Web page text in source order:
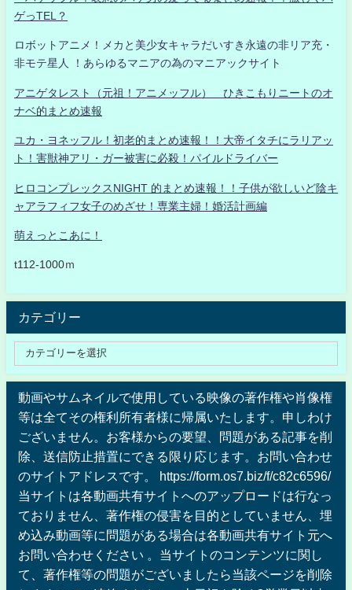
ゲっTEL？
ロボットアニメ！メカと美少女キャラだいすき永遠の非リア充・
非モテ星人 ！あらゆるマニアの為のマニアックサイト
アニゲタレスト（元祖！アニメッフル） ひきこもりニートのオ
ナベ的まとめ速報
ユカ・ヨネッフル！初老的まとめ速報！！大帝イタチにラリアッ
ト！害獣神アリ・ガー被害に必殺！パイルドライバー
ヒロコンプレックスNIGHT 的まとめ速報！！子供が欲しいど陰キ
ャアラフィフ女子のめざせ！専業主婦！婚活計画編
萌えっとこあに！
t112-1000ｍ
カテゴリー
動画やサムネイルで使用している映像の著作権や肖像権
等は全てその権利所有者様に帰属いたします。申しわけ
ございません。お客様からの要望、問題がある記事を削
除、送信防止措置にできる限り応じます。お問い合わせ
のサイトアドレスです。 https://form.os7.biz/f/c82c6596/
当サイトは各動画共有サイトへのアップロードは行なっ
ておりません、著作権の侵害を目的としていません、埋
め込み動画等に問題がある場合は各動画共有サイト元へ
お問い合わせください 。当サイトのコンテンツに関し
て、著作権等の問題がございましたら当該ページを削除